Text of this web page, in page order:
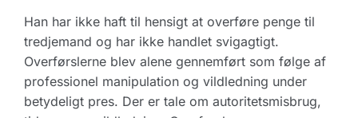
Han har ikke haft til hensigt at overføre penge til
tredjemand og har ikke handlet svigagtigt.
Overførslerne blev alene gennemført som følge af
professionel manipulation og vildledning under
betydeligt pres. Der er tale om autoritetsmisbrug,